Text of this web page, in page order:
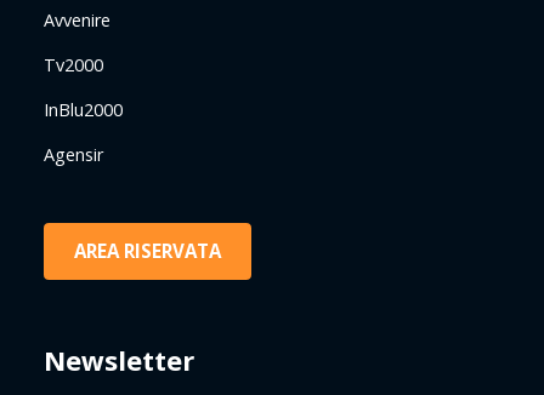
Avvenire
Tv2000
InBlu2000
Agensir
AREA RISERVATA
Newsletter